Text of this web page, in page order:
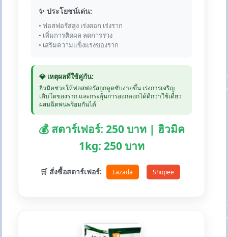
✨ ประโยชน์เด่น:
• ฟอสฟอรัสสูง เร่งดอก เร่งราก
• เพิ่มการติดผล ลดการร่วง
• เสริมความแข็งแรงของราก
💎 เหตุผลที่ใช้คู่กัน:
ฮิวมิคช่วยให้ฟอสฟอรัสถูกดูดซับง่ายขึ้น เร่งการเจริญ
เติบโตของราก และกระตุ้นการออกดอกได้ดีกว่าใช้เดี่ยว
ผสมฉีดพ่นพร้อมกันได้
💰 สตาร์เฟอร์: 250 บาท | ฮิวมิค
1kg: 250 บาท
🛒 สั่งซื้อสตาร์เฟอร์: Lazada Shopee